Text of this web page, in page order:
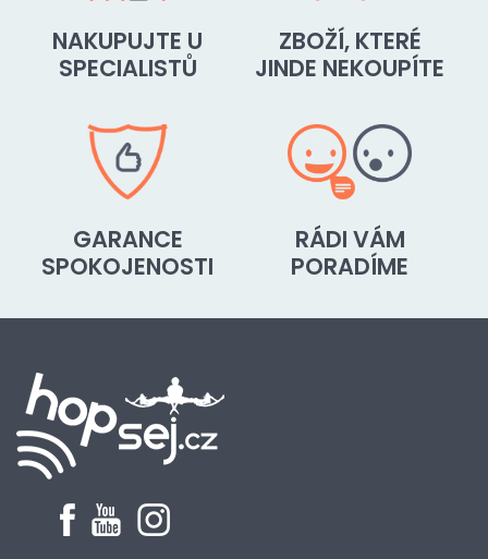
NAKUPUJTE U
SPECIALISTŮ
ZBOŽÍ, KTERÉ
JINDE NEKOUPÍTE
GARANCE
SPOKOJENOSTI
RÁDI VÁM
PORADÍME